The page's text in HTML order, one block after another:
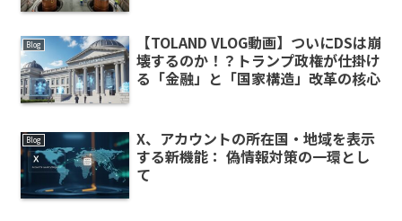
Blog
【TOLAND VLOG動画】ついにDSは崩
壊するのか！？トランプ政権が仕掛け
る「金融」と「国家構造」改革の核心
Blog
X、アカウントの所在国・地域を表示
する新機能： 偽情報対策の一環とし
て